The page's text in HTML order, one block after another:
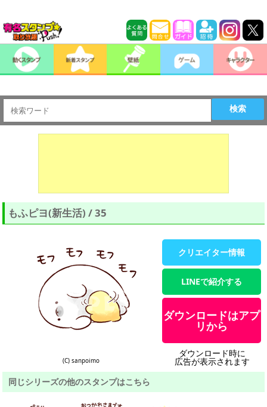
検索
もふピヨ(新生活) / 35
(C) sanpoimo
クリエイター情報
LINEで紹介する
ダウンロードはアプ
リから
ダウンロード時に
広告が表示されます
同じシリーズの他のスタンプはこちら